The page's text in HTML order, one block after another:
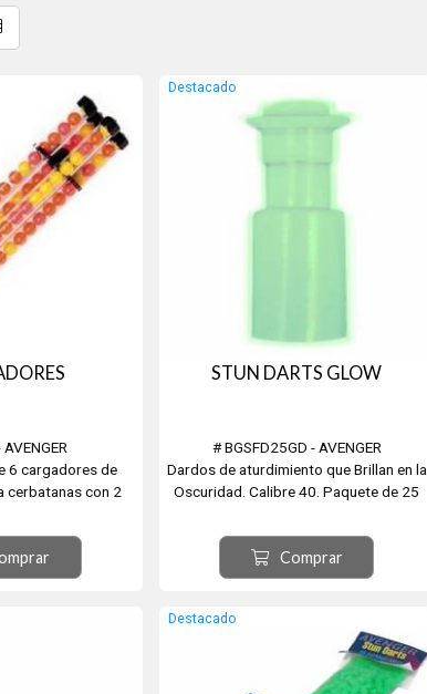
6 cargadores de
cerbatanas con 2
Destacado
STUN DARTS GLOW
# BGSFD25GD - AVENGER
Dardos de aturdimiento que Brillan en la
Oscuridad. Calibre 40. Paquete de 25
Comprar
Destacado